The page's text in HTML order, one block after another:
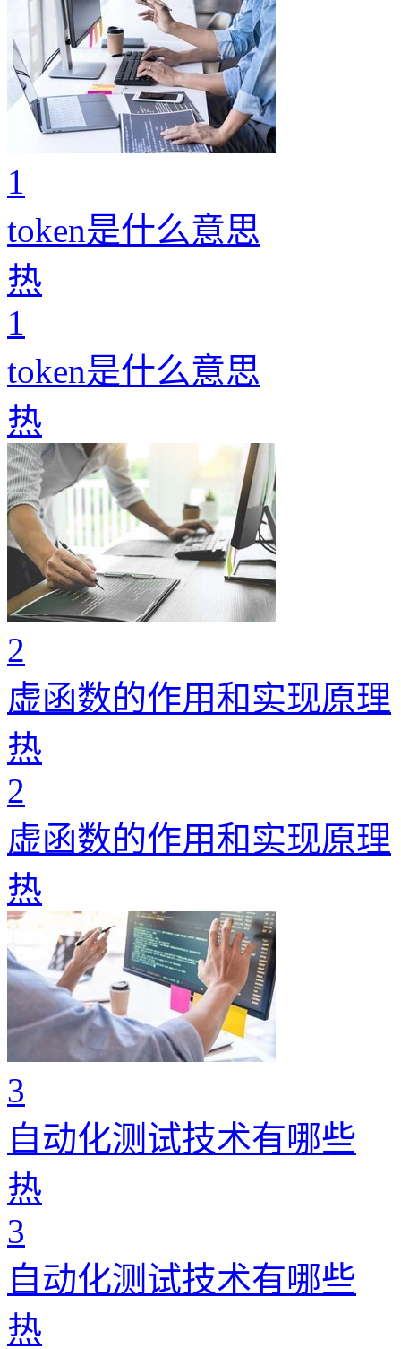
1
token是什么意思
热
1
token是什么意思
热
2
虚函数的作用和实现原理
热
2
虚函数的作用和实现原理
热
3
自动化测试技术有哪些
热
3
自动化测试技术有哪些
热